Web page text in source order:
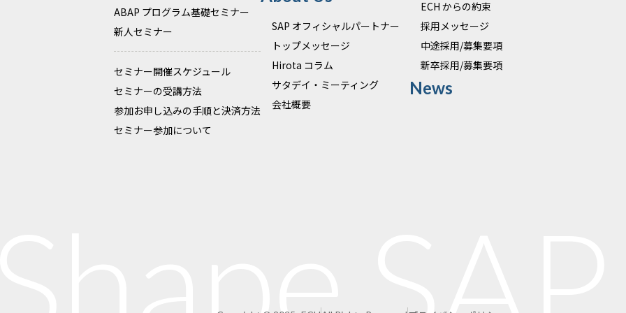
ABAP プログラム基礎セミナー
新人セミナー
セミナー開催スケジュール
セミナーの受講方法
参加お申し込みの手順と決済方法
セミナー参加について
SAP オフィシャルパートナー
トップメッセージ
Hirota コラム
サタデイ・ミーティング
会社概要
ECH からの約束
採用メッセージ
中途採用/募集要項
新卒採用/募集要項
News